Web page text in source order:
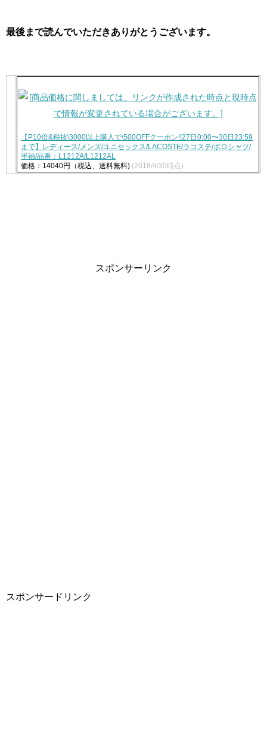
最後まで読んでいただきありがとうございます。
【P10倍&税抜\3000以上購入で\500OFFクーポン!!27日0:00〜30日23:59
まで】レディース/メンズ/ユニセックス/LACOSTE/ラコステ/ポロシャツ/
半袖/品番：L1212A/L1212AL
価格：14040円（税込、送料無料) (2018/4/30時点)
スポンサーリンク
スポンサードリンク